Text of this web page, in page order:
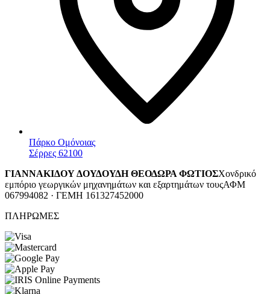
Πάρκο Ομόνοιας
Σέρρες 62100
ΓΙΑΝΝΑΚΙΔΟΥ ΔΟΥΔΟΥΔΗ ΘΕΟΔΩΡΑ ΦΩΤΙΟΣΧονδρικό
εμπόριο γεωργικών μηχανημάτων και εξαρτημάτων τουςΑΦΜ
067994082 · ΓΕΜΗ 161327452000
ΠΛΗΡΩΜΕΣ